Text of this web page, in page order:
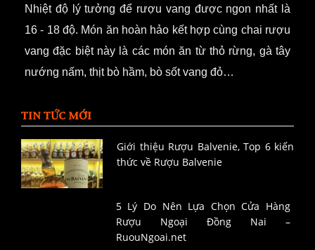
Nhiệt độ lý tưởng để rượu vang được ngon nhất là
16 - 18 độ. Món ăn hoàn hảo kết hợp cùng chai rượu
vang đặc biệt này là các món ăn từ thỏ rừng, gà tây
nướng nấm, thịt bò hầm, bò sốt vang đỏ…
TIN TỨC MỚI
Giới thiệu Rượu Balvenie, Top 6 kiến
thức về Rượu Balvenie
5 Lý Do Nên Lựa Chọn Cửa Hàng
Rượu Ngoại Đồng Nai –
RuouNgoai.net